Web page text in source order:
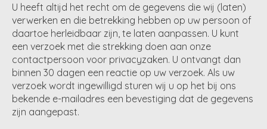
U heeft altijd het recht om de gegevens die wij (laten)
verwerken en die betrekking hebben op uw persoon of
daartoe herleidbaar zijn, te laten aanpassen. U kunt
een verzoek met die strekking doen aan onze
contactpersoon voor privacyzaken. U ontvangt dan
binnen 30 dagen een reactie op uw verzoek. Als uw
verzoek wordt ingewilligd sturen wij u op het bij ons
bekende e-mailadres een bevestiging dat de gegevens
zijn aangepast.